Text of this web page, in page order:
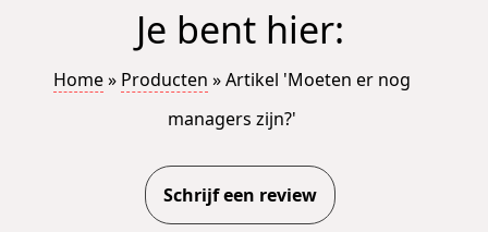
Je bent hier:
Home» Producten »Artikel 'Moeten er nog
managers zijn?'
Schrijf een review